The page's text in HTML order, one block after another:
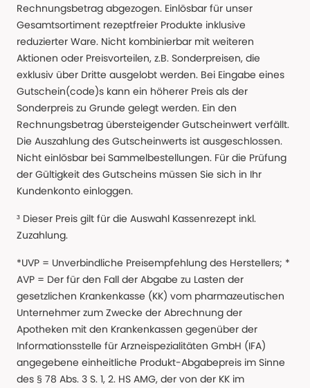
Rechnungsbetrag abgezogen. Einlösbar für unser
Gesamtsortiment rezeptfreier Produkte inklusive
reduzierter Ware. Nicht kombinierbar mit weiteren
Aktionen oder Preisvorteilen, z.B. Sonderpreisen, die
exklusiv über Dritte ausgelobt werden. Bei Eingabe eines
Gutschein(code)s kann ein höherer Preis als der
Sonderpreis zu Grunde gelegt werden. Ein den
Rechnungsbetrag übersteigender Gutscheinwert verfällt.
Die Auszahlung des Gutscheinwerts ist ausgeschlossen.
Nicht einlösbar bei Sammelbestellungen. Für die Prüfung
der Gültigkeit des Gutscheins müssen Sie sich in Ihr
Kundenkonto einloggen.
³ Dieser Preis gilt für die Auswahl Kassenrezept inkl.
Zuzahlung.
*UVP = Unverbindliche Preisempfehlung des Herstellers; *
AVP = Der für den Fall der Abgabe zu Lasten der
gesetzlichen Krankenkasse (KK) vom pharmazeutischen
Unternehmer zum Zwecke der Abrechnung der
Apotheken mit den Krankenkassen gegenüber der
Informationsstelle für Arzneispezialitäten GmbH (IFA)
angegebene einheitliche Produkt-Abgabepreis im Sinne
des § 78 Abs. 3 S. 1, 2. HS AMG, der von der KK im